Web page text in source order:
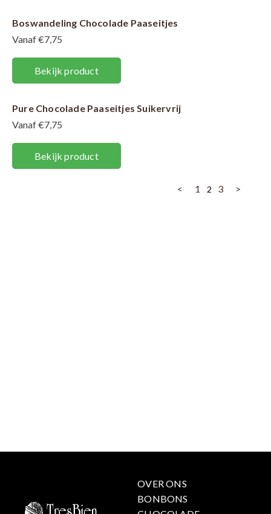
Boswandeling Chocolade Paaseitjes
Vanaf €7,75
Bekijk product
Pure Chocolade Paaseitjes Suikervrij
Vanaf €7,75
Bekijk product
< 1 2 3 >
OVER ONS
BONBONS